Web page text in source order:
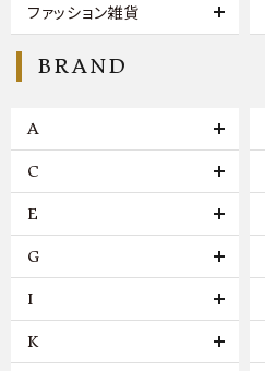
ファッション雑貨
BRAND
A
C
E
G
I
K